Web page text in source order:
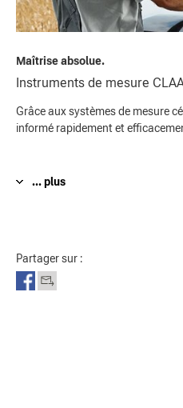
Maîtrise absolue.
Instruments de mesure
Grâce aux systèmes de mesure
informé rapidement et
... plus
Partager sur :